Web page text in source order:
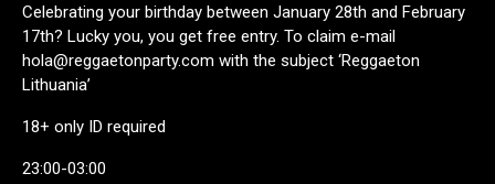
Celebrating your birthday between January 28th and February
17th? Lucky you, you get free entry. To claim e-mail
hola@reggaetonparty.com with the subject ‘Reggaeton
Lithuania’
18+ only ID required
23:00-03:00